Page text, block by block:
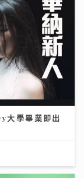
大學畢業即出